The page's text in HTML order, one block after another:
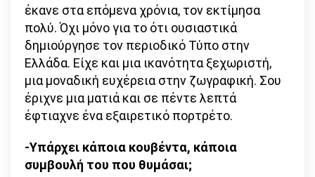
έκανε στα επόμενα χρόνια, τον εκτίμησα
πολύ. Όχι μόνο για το ότι ουσιαστικά
δημιούργησε τον περιοδικό Τύπο στην
Ελλάδα. Είχε και μια ικανότητα ξεχωριστή,
μια μοναδική ευχέρεια στην ζωγραφική. Σου
έριχνε μια ματιά και σε πέντε λεπτά
έφτιαχνε ένα εξαιρετικό πορτρέτο.
-Υπάρχει κάποια κουβέντα, κάποια
συμβουλή του που θυμάσαι;